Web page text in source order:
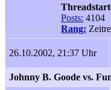
Posts: 4104
Rang:
26.10.2002, 21:37 Uhr
Johnny B. Goode vs.